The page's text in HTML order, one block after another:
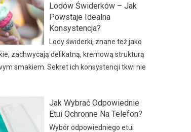
Lodów Świderków – Jak
Powstaje Idealna
Konsystencja?
Lody świderki, znane też jako
zachwycają delikatną, kremową strukturą
smakiem. Sekret ich konsystencji tkwi nie
Jak Wybrać Odpowiednie
Etui Ochronne Na Telefon?
Wybór odpowiedniego etui